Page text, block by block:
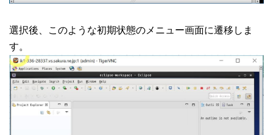
選択後、このような初期状態のメニュー画面に遷移しま
す。